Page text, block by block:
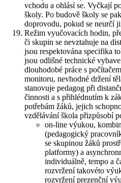
vchodu a ohlásí se. Vyčkají
školy. Po budově školy se
doprovodu, pokud se neurčí
Režim vyučovacích hodin,
či skupin se nevztahuje na
jsou respektována specifika
jsou odlišné technické
dlouhodobé práce s
monitoru, nevhodné držení
stanovuje pedagog při
činnosti a s přihlédnutím k
potřebám žáků, jejich
vzdělávání škola přizpůsobí
on-line výukou,
(pedagogický
se skupinou žáků
platformy) a
individuálně, tempo a
rozvržení takovéto
rozvržení prezenční